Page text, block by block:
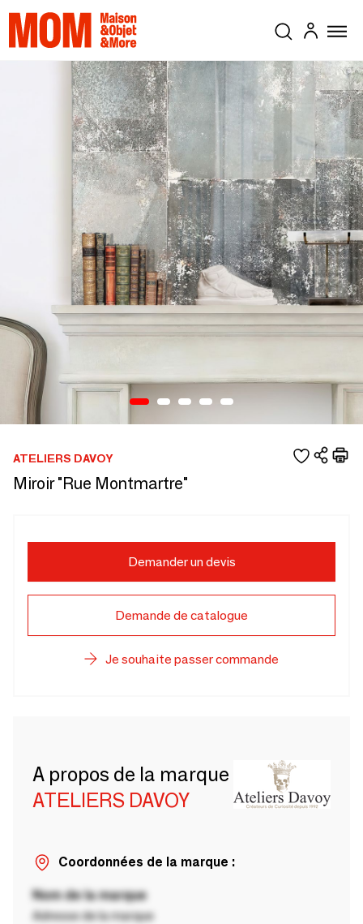
ATELIERS DAVOY
Miroir "Rue Montmartre"
Demander un devis
Demande de catalogue
Je souhaite passer commande
A propos de la marque
ATELIERS DAVOY
Coordonnées de la marque :
Nom de la marque
Adresse de la marque